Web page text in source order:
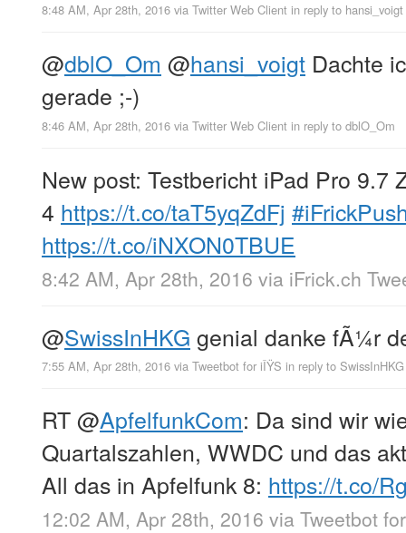
8:48 AM, Apr 28th, 2016 via Twitter Web Client in reply to hansi_voigt
@dblO_Om @hansi_voigt Dachte
gerade ;-)
8:46 AM, Apr 28th, 2016 via Twitter Web Client in reply to dblO_Om
New post: Testbericht iPad Pro 9.7
4 https://t.co/taT5yqZdFj
https://t.co/iNXON0TBUE
8:42 AM, Apr 28th, 2016 via iFrick.ch
@SwissInHKG genial danke fÃ¼r
7:55 AM, Apr 28th, 2016 via Tweetbot for iÎŸS in reply to SwissInHKG
RT@ApfelfunkCom: Da sind wir
Quartalszahlen, WWDC und das
All das in Apfelfunk 8: https://t.co/
12:02 AM, Apr 28th, 2016 via Tweetbot